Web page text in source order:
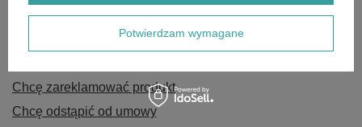
Status zamówienia
Chcę zareklamować produkt
Chcę odstąpić od umowy
Potwierdzam wymagane